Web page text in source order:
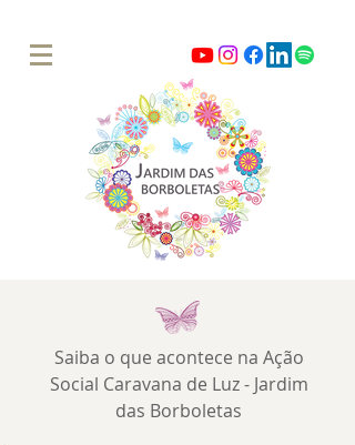
Saiba o que acontece na Ação
Social Caravana de Luz - Jardim
das Borboletas